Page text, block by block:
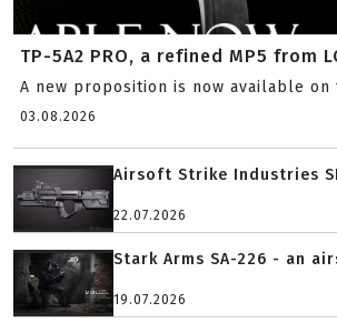
TP-5A2 PRO, a refined MP5 from
A new proposition is now available on
03.08.2026
Airsoft Strike Industries
22.07.2026
Stark Arms SA-226 - an
19.07.2026